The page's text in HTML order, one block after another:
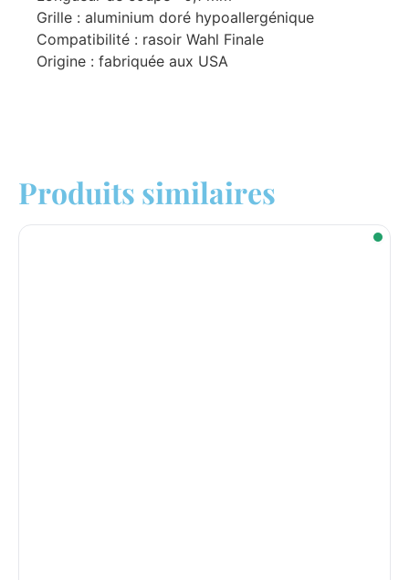
Grille : aluminium doré hypoallergénique
Compatibilité : rasoir Wahl Finale
Origine : fabriquée aux USA
Produits similaires